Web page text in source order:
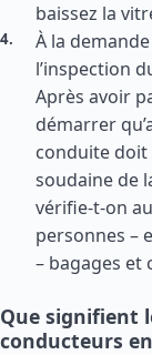
baissez la
À la
l’inspection
Après avoir
démarrer
conduite
soudaine de
vérifie-t-on
personnes –
– bagages et
Que signifient
conducteurs